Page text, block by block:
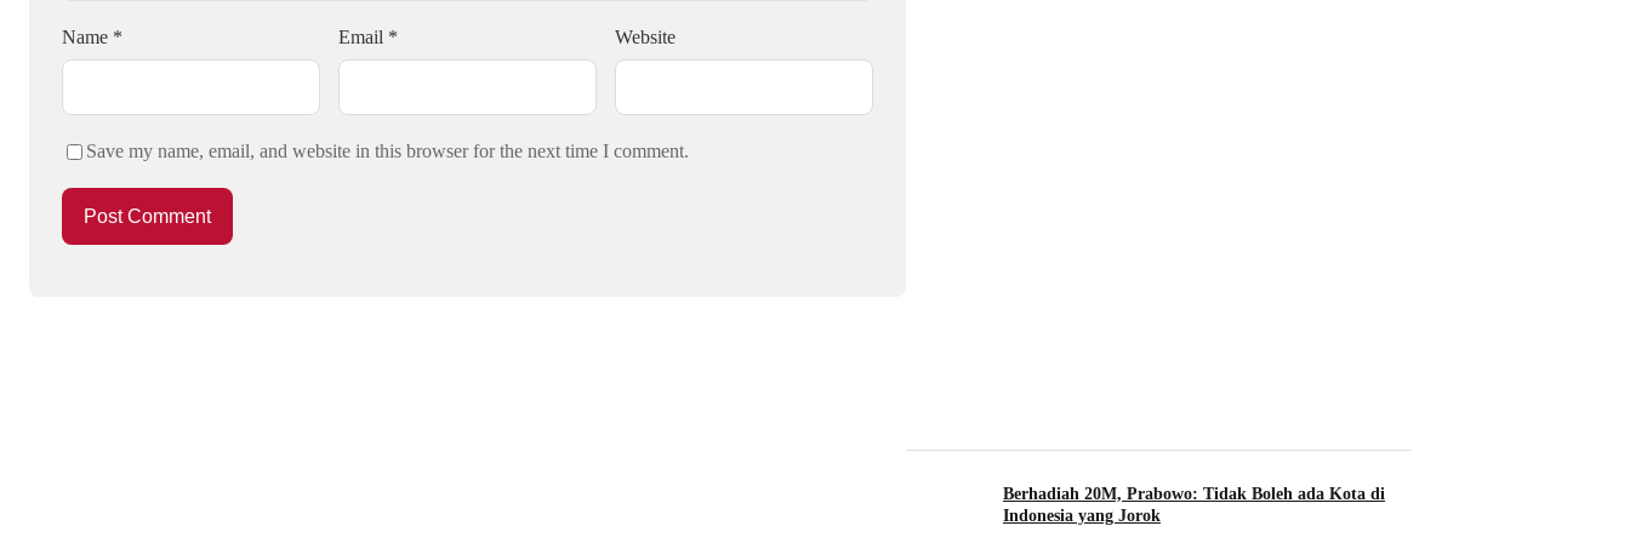
Name * Email * Website
Save my name, email, and website in this browser for the next time I comment.
Berhadiah 20M, Prabowo: Tidak Boleh ada Kota di
Indonesia yang Jorok